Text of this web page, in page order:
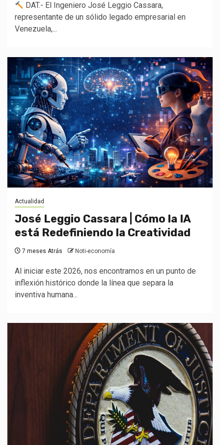
DAT.- El Ingeniero José Leggio Cassara,
representante de un sólido legado empresarial en
Venezuela,...
Actualidad
José Leggio Cassara | Cómo la IA
está Redefiniendo la Creatividad
7 meses Atrás Noti-economía
Al iniciar este 2026, nos encontramos en un punto de
inflexión histórico donde la línea que separa la
inventiva humana...